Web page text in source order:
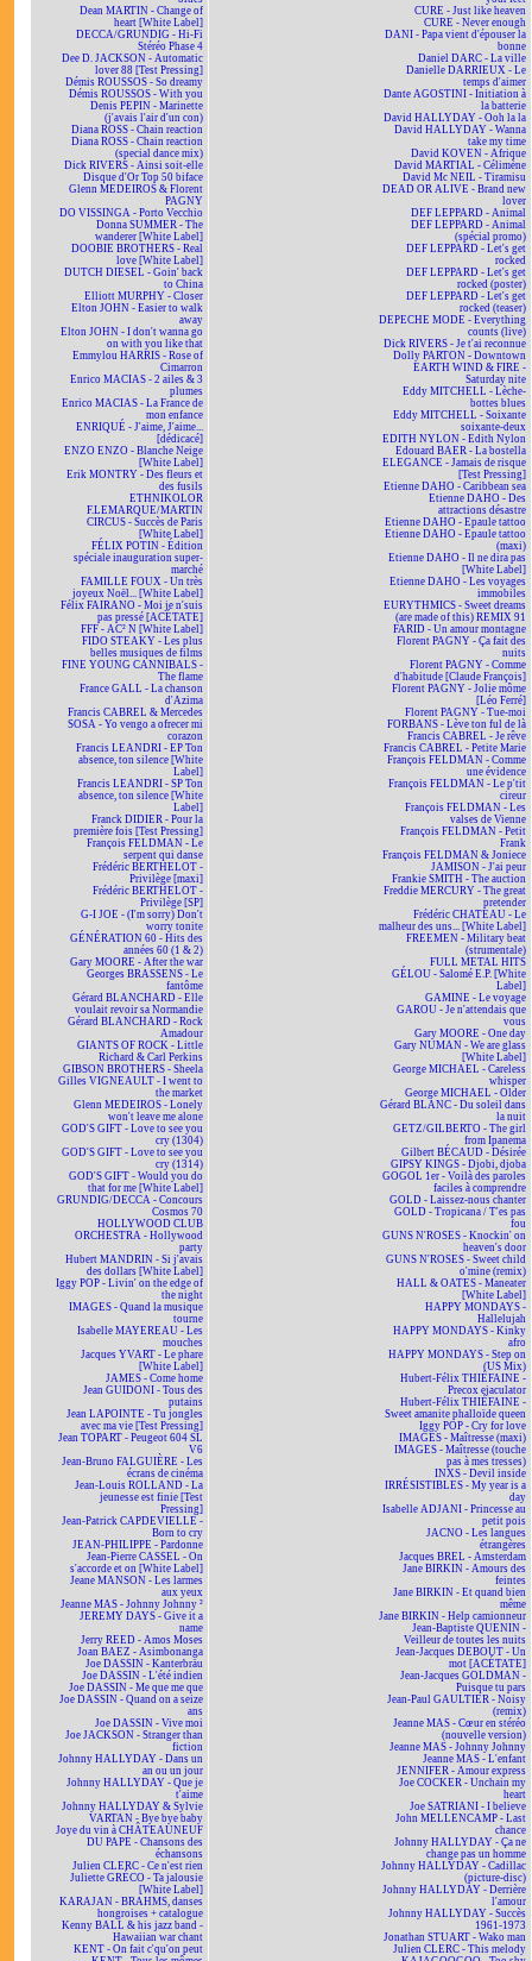
Dean MARTIN - Change of
heart [White Label]
DECCA/GRUNDIG - Hi-Fi
Stéréo Phase 4
Dee D. JACKSON - Automatic
lover 88 [Test Pressing]
Démis ROUSSOS - So dreamy
Démis ROUSSOS - With you
Denis PEPIN - Marinette
(j'avais l'air d'un con)
Diana ROSS - Chain reaction
Diana ROSS - Chain reaction
(special dance mix)
Dick RIVERS - Ainsi soit-elle
Disque d'Or Top 50 biface
Glenn MEDEIROS & Florent
PAGNY
DO VISSINGA - Porto Vecchio
Donna SUMMER - The
wanderer [White Label]
DOOBIE BROTHERS - Real
love [White Label]
DUTCH DIESEL - Goin' back
to China
Elliott MURPHY - Closer
Elton JOHN - Easier to walk
away
Elton JOHN - I don't wanna go
on with you like that
Emmylou HARRIS - Rose of
Cimarron
Enrico MACIAS - 2 ailes & 3
plumes
Enrico MACIAS - La France de
mon enfance
ENRIQUÉ - J'aime, J'aime...
[dédicacé]
ENZO ENZO - Blanche Neige
[White Label]
Erik MONTRY - Des fleurs et
des fusils
ETHNIKOLOR
F.LEMARQUE/MARTIN
CIRCUS - Succès de Paris
[White Label]
FÉLIX POTIN - Édition
spéciale inauguration super-
marché
FAMILLE FOUX - Un très
joyeux Noël... [White Label]
Félix FAIRANO - Moi je n'suis
pas pressé [ACÉTATE]
FFF - AC² N [White Label]
FIDO STEAKY - Les plus
belles musiques de films
FINE YOUNG CANNIBALS -
The flame
France GALL - La chanson
d'Azima
Francis CABREL & Mercedes
SOSA - Yo vengo a ofrecer mi
corazon
Francis LEANDRI - EP Ton
absence, ton silence [White
Label]
Francis LEANDRI - SP Ton
absence, ton silence [White
Label]
Franck DIDIER - Pour la
première fois [Test Pressing]
François FELDMAN - Le
serpent qui danse
Frédéric BERTHELOT -
Privilège [maxi]
Frédéric BERTHELOT -
Privilège [SP]
G-I JOE - (I'm sorry) Don't
worry tonite
GÉNÉRATION 60 - Hits des
années 60 (1 & 2)
Gary MOORE - After the war
Georges BRASSENS - Le
fantôme
Gérard BLANCHARD - Elle
voulait revoir sa Normandie
Gérard BLANCHARD - Rock
Amadour
GIANTS OF ROCK - Little
Richard & Carl Perkins
GIBSON BROTHERS - Sheela
Gilles VIGNEAULT - I went to
the market
Glenn MEDEIROS - Lonely
won't leave me alone
GOD'S GIFT - Love to see you
cry (1304)
GOD'S GIFT - Love to see you
cry (1314)
GOD'S GIFT - Would you do
that for me [White Label]
GRUNDIG/DECCA - Concours
Cosmos 70
HOLLYWOOD CLUB
ORCHESTRA - Hollywood
party
Hubert MANDRIN - Si j'avais
des dollars [White Label]
Iggy POP - Livin' on the edge of
the night
IMAGES - Quand la musique
tourne
Isabelle MAYEREAU - Les
mouches
Jacques YVART - Le phare
[White Label]
JAMES - Come home
Jean GUIDONI - Tous des
putains
Jean LAPOINTE - Tu jongles
avec ma vie [Test Pressing]
Jean TOPART - Peugeot 604 SL
V6
Jean-Bruno FALGUIÈRE - Les
écrans de cinéma
Jean-Louis ROLLAND - La
jeunesse est finie [Test
Pressing]
Jean-Patrick CAPDEVIELLE -
Born to cry
JEAN-PHILIPPE - Pardonne
Jean-Pierre CASSEL - On
s'accorde et on [White Label]
Jeane MANSON - Les larmes
aux yeux
Jeanne MAS - Johnny Johnny ²
JEREMY DAYS - Give it a
name
Jerry REED - Amos Moses
Joan BAEZ - Asimbonanga
Joe DASSIN - Kanterbräu
Joe DASSIN - L'été indien
Joe DASSIN - Me que me que
Joe DASSIN - Quand on a seize
ans
Joe DASSIN - Vive moi
Joe JACKSON - Stranger than
fiction
Johnny HALLYDAY - Dans un
an ou un jour
Johnny HALLYDAY - Que je
t'aime
Johnny HALLYDAY & Sylvie
VARTAN - Bye bye baby
Joye du vin à CHÂTEAUNEUF
DU PAPE - Chansons des
échansons
Julien CLERC - Ce n'est rien
Juliette GRÉCO - Ta jalousie
[White Label]
KARAJAN - BRAHMS, danses
hongroises + catalogue
Kenny BALL & his jazz band -
Hawaiian war chant
KENT - On fait c'qu'on peut
CURE - Just like heaven
CURE - Never enough
DANI - Papa vient d'épouser la
bonne
Daniel DARC - La ville
Danielle DARRIEUX - Le
temps d'aimer
Dante AGOSTINI - Initiation à
la batterie
David HALLYDAY - Ooh la la
David HALLYDAY - Wanna
take my time
David KOVEN - Afrique
David MARTIAL - Célimène
David Mc NEIL - Tiramisu
DEAD OR ALIVE - Brand new
lover
DEF LEPPARD - Animal
DEF LEPPARD - Animal
(spécial promo)
DEF LEPPARD - Let's get
rocked
DEF LEPPARD - Let's get
rocked (poster)
DEF LEPPARD - Let's get
rocked (teaser)
DEPECHE MODE - Everything
counts (live)
Dick RIVERS - Je t'ai reconnue
Dolly PARTON - Downtown
EARTH WIND & FIRE -
Saturday nite
Eddy MITCHELL - Lèche-
bottes blues
Eddy MITCHELL - Soixante
soixante-deux
EDITH NYLON - Edith Nylon
Edouard BAER - La bostella
ELEGANCE - Jamais de risque
[Test Pressing]
Etienne DAHO - Caribbean sea
Etienne DAHO - Des
attractions désastre
Etienne DAHO - Epaule tattoo
Etienne DAHO - Epaule tattoo
(maxi)
Etienne DAHO - Il ne dira pas
[White Label]
Etienne DAHO - Les voyages
immobiles
EURYTHMICS - Sweet dreams
(are made of this) REMIX 91
FARID - Un amour montagne
Florent PAGNY - Ça fait des
nuits
Florent PAGNY - Comme
d'habitude [Claude François]
Florent PAGNY - Jolie môme
[Léo Ferré]
Florent PAGNY - Tue-moi
FORBANS - Lève ton ful de là
Francis CABREL - Je rêve
Francis CABREL - Petite Marie
François FELDMAN - Comme
une évidence
François FELDMAN - Le p'tit
cireur
François FELDMAN - Les
valses de Vienne
François FELDMAN - Petit
Frank
François FELDMAN & Joniece
JAMISON - J'ai peur
Frankie SMITH - The auction
Freddie MERCURY - The great
pretender
Frédéric CHATEAU - Le
malheur des uns... [White Label]
FREEMEN - Military beat
(strumentale)
FULL METAL HITS
GÉLOU - Salomé E.P. [White
Label]
GAMINE - Le voyage
GAROU - Je n'attendais que
vous
Gary MOORE - One day
Gary NUMAN - We are glass
[White Label]
George MICHAEL - Careless
whisper
George MICHAEL - Older
Gérard BLANC - Du soleil dans
la nuit
GETZ/GILBERTO - The girl
from Ipanema
Gilbert BÉCAUD - Désirée
GIPSY KINGS - Djobi, djoba
GOGOL 1er - Voilà des paroles
faciles à comprendre
GOLD - Laissez-nous chanter
GOLD - Tropicana / T'es pas
fou
GUNS N'ROSES - Knockin' on
heaven's door
GUNS N'ROSES - Sweet child
o'mine (remix)
HALL & OATES - Maneater
[White Label]
HAPPY MONDAYS -
Hallelujah
HAPPY MONDAYS - Kinky
afro
HAPPY MONDAYS - Step on
(US Mix)
Hubert-Félix THIÉFAINE -
Precox ejaculator
Hubert-Félix THIÉFAINE -
Sweet amanite phalloïde queen
Iggy POP - Cry for love
IMAGES - Maîtresse (maxi)
IMAGES - Maîtresse (touche
pas à mes tresses)
INXS - Devil inside
IRRÉSISTIBLES - My year is a
day
Isabelle ADJANI - Princesse au
petit pois
JACNO - Les langues
étrangères
Jacques BREL - Amsterdam
Jane BIRKIN - Amours des
feintes
Jane BIRKIN - Et quand bien
même
Jane BIRKIN - Help camionneur
Jean-Baptiste QUENIN -
Veilleur de toutes les nuits
Jean-Jacques DEBOUT - Un
mot [ACÉTATE]
Jean-Jacques GOLDMAN -
Puisque tu pars
Jean-Paul GAULTIER - Noisy
(remix)
Jeanne MAS - Cœur en stéréo
(nouvelle version)
Jeanne MAS - Johnny Johnny
Jeanne MAS - L'enfant
JENNIFER - Amour express
Joe COCKER - Unchain my
heart
Joe SATRIANI - I believe
John MELLENCAMP - Last
chance
Johnny HALLYDAY - Ça ne
change pas un homme
Johnny HALLYDAY - Cadillac
(picture-disc)
Johnny HALLYDAY - Derrière
l'amour
Johnny HALLYDAY - Succès
1961-1973
Jonathan STUART - Wako man
Julien CLERC - This melody